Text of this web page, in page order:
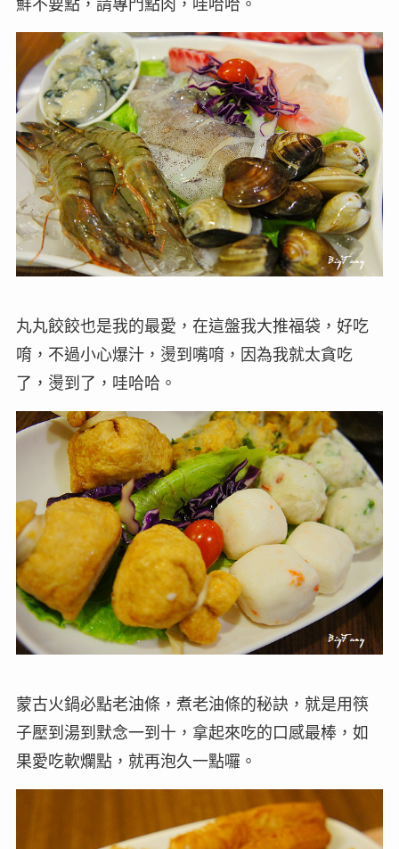
鮮不要點，請專門點肉，哇哈哈。
丸丸餃餃也是我的最愛，在這盤我大推福袋，好吃
唷，不過小心爆汁，燙到嘴唷，因為我就太貪吃
了，燙到了，哇哈哈。
蒙古火鍋必點老油條，煮老油條的秘訣，就是用筷
子壓到湯到默念一到十，拿起來吃的口感最棒，如
果愛吃軟爛點，就再泡久一點囉。